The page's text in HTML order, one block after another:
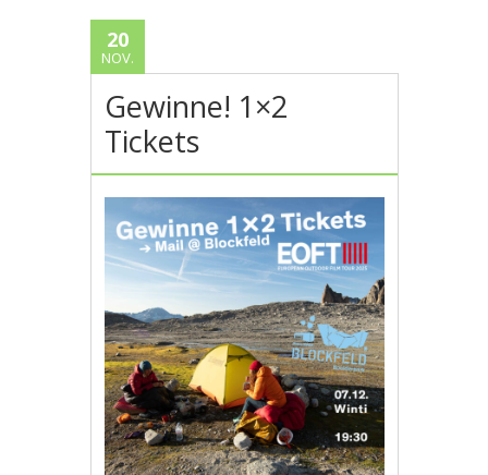
20
NOV.
Gewinne! 1×2
Tickets